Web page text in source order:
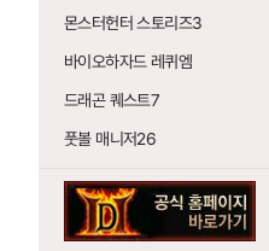
몬스터헌터 스토리즈3
바이오하자드 레퀴엠
드래곤 퀘스트7
풋볼 매니저26